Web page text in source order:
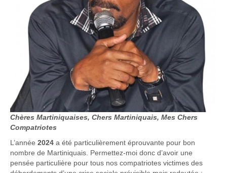
Chères Martiniquaises, Chers Martiniquais, Mes Chers
Compatriotes
L’année 2024 a été particulièrement éprouvante pour bon
nombre de Martiniquais. Permettez-moi donc d’avoir une
pensée particulière pour tous nos compatriotes victimes des